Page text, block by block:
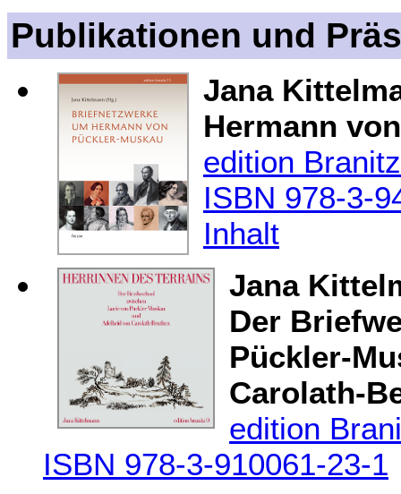
Publikationen und
Jana
Hermann
edition
ISBN 978-3-
Inhalt
Jana
Der
Pückler-
Carolath-
edition
ISBN 978-3-910061-23-1